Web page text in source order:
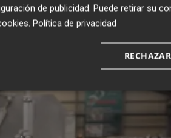
línea automatizada con cuatro
corte longitudinal, corte
adaptándose a distintos
de publicidad. Puede retirar su
. Política de privacidad